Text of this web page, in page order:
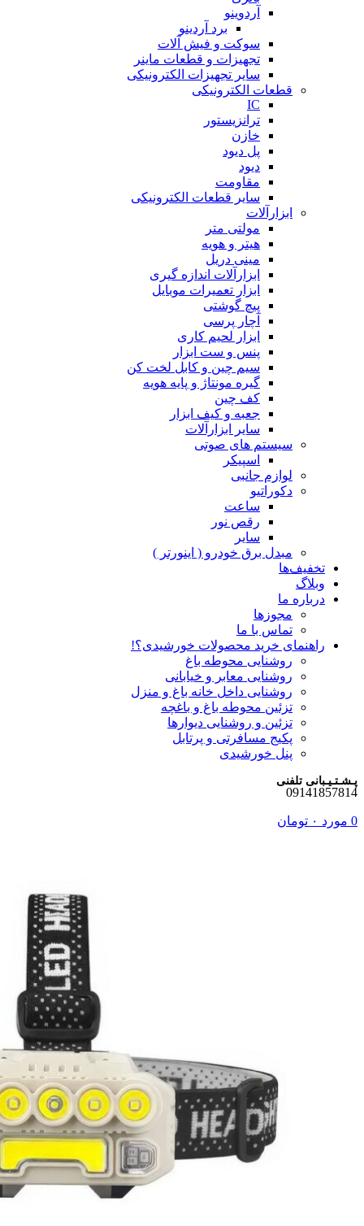
آردوینو
برد آردینو
سوکت و فیش آلات
تجهیزات و قطعات ماینر
سایر تجهیزات الکترونیکی
قطعات الکترونیکی
IC
ترانزیستور
خازن
پل دیود
دیود
مقاومت
سایر قطعات الکترونیکی
ابزارآلات
مولتی متر
هیتر و هویه
مینی دریل
ابزارآلات اندازه گیری
ابزار تعمیرات موبایل
پیچ گوشتی
آچار پرسی
ابزار لحیم کاری
پنس و ست ابزار
سیم چین و کابل لخت کن
گیره مونتاژ و پایه هویه
کف چین
جعبه و کیف ابزار
سایر ابزارآلات
سیستم های صوتی
اسپیکر
لوازم جانبی
دکوراتیو
ساعت
رقص نور
سایر
مبدل برق خودرو ( اینورتر )
تخفیف‌ها
وبلاگ
درباره ما
مجوزها
تماس با ما
راهنمای خرید محصولات خورشیدی؟!
روشنایی محوطه باغ
روشنایی معابر و خیابانی
روشنایی داخل خانه باغ و منزل
تزئین محوطه باغ و باغچه
تزئین و روشنایی دیوارها
پکیج مسافرتی و پرتابل
پنل خورشیدی
پـشـتـیـبانی تلفنی
09141857814
0 مورد ۰ تومان